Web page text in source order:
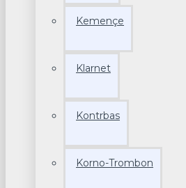
Kemençe
Klarnet
Kontrbas
Korno-Trombon